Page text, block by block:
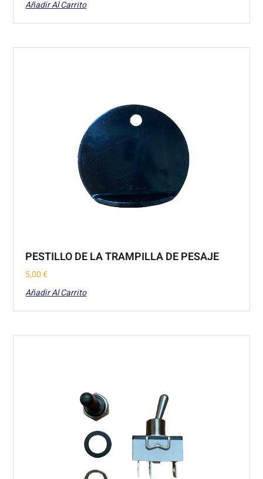
Añadir Al Carrito
PESTILLO DE LA TRAMPILLA DE PESAJE
5,00€
Añadir Al Carrito